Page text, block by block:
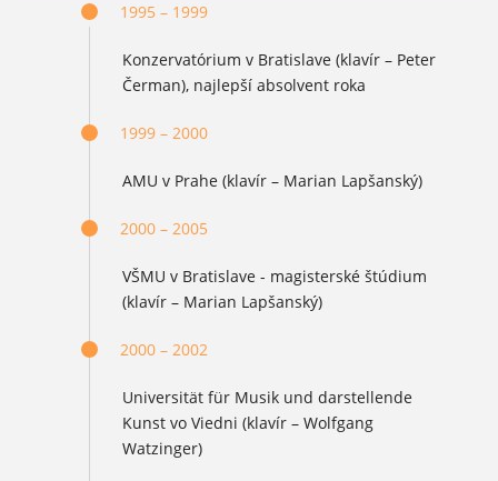
1995 – 1999
Konzervatórium v Bratislave (klavír – Peter
Čerman), najlepší absolvent roka
1999 – 2000
AMU v Prahe (klavír – Marian Lapšanský)
2000 – 2005
VŠMU v Bratislave - magisterské štúdium
(klavír – Marian Lapšanský)
2000 – 2002
Universität für Musik und darstellende
Kunst vo Viedni (klavír – Wolfgang
Watzinger)